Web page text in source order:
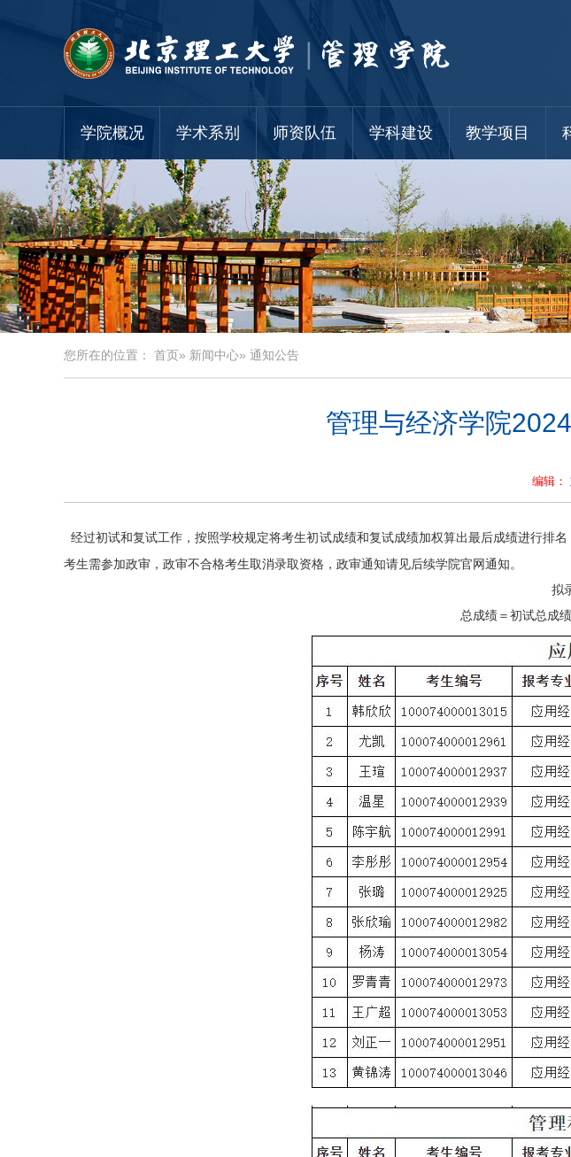
学院概况 学术系别 师资队伍 学科建设 教学项目
您所在的位置： 首页» 新闻中心» 通知公告
管理与经济学院
编辑：
经过初试和复试工作，按照学校规定将考生初试成绩和复试成绩加权算出最后成绩进行排
考生需参加政审，政审不合格考生取消录取资格，政审通知请见后续学院官网通知。
拟
总成绩＝初试总成